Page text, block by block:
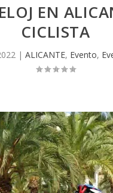
EN
CICLISTA
| ALICANTE, Evento,